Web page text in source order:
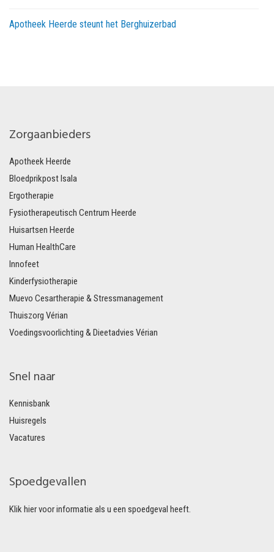
Apotheek Heerde steunt het Berghuizerbad
Zorgaanbieders
Apotheek Heerde
Bloedprikpost Isala
Ergotherapie
Fysiotherapeutisch Centrum Heerde
Huisartsen Heerde
Human HealthCare
Innofeet
Kinderfysiotherapie
Muevo Cesartherapie & Stressmanagement
Thuiszorg Vérian
Voedingsvoorlichting & Dieetadvies Vérian
Snel naar
Kennisbank
Huisregels
Vacatures
Spoedgevallen
Klik hier voor informatie als u een spoedgeval heeft.